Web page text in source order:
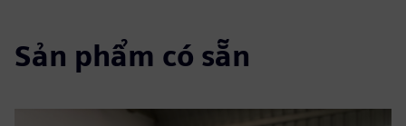
Sản phẩm có sẵn